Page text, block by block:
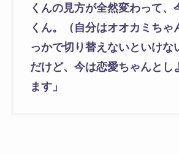
くんの見方が全然変わって、
くん。（自分はオオカミちゃ
っかで切り替えないといけな
だけど、今は恋愛ちゃんとし
ます」